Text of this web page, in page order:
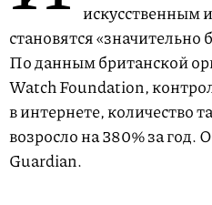
искусственным
становятся
По данным британской
Watch Foundation,
в интернете, количество
возросло на 380% за год.
Guardian.